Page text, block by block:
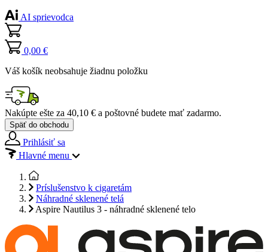
AI sprievodca
0,00 €
Váš košík neobsahuje žiadnu položku
Nakúpte ešte za 40,10 € a poštovné budete mať zadarmo.
Späť do obchodu
Prihlásiť sa
Hlavné menu
Príslušenstvo k cigaretám
Náhradné sklenené telá
Aspire Nautilus 3 - náhradné sklenené telo